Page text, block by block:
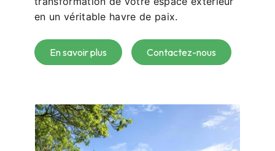
en un véritable havre de paix.
En savoir plus Contactez-nous